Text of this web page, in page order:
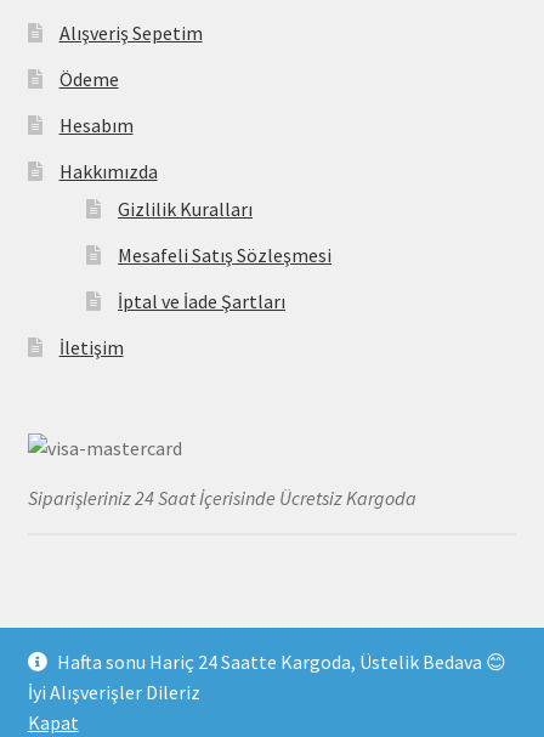
Alışveriş Sepetim
Ödeme
Hesabım
Hakkımızda
Gizlilik Kuralları
Mesafeli Satış Sözleşmesi
İptal ve İade Şartları
İletişim
Siparişleriniz 24 Saat İçerisinde Ücretsiz Kargoda
© MayoDenizi 2026
Gizlilik Kuralları
Built with WooCommerce
Hafta sonu Hariç 24 Saatte Kargoda, Üstelik Bedava 😊
İyi Alışverişler Dileriz
Kapat